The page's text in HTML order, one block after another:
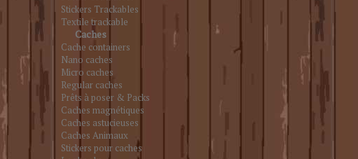
Stickers Trackables
Textile trackable
Caches
Cache containers
Nano caches
Micro caches
Regular caches
Prêts à poser & Packs
Caches magnétiques
Caches astucieuses
Caches Animaux
Stickers pour caches